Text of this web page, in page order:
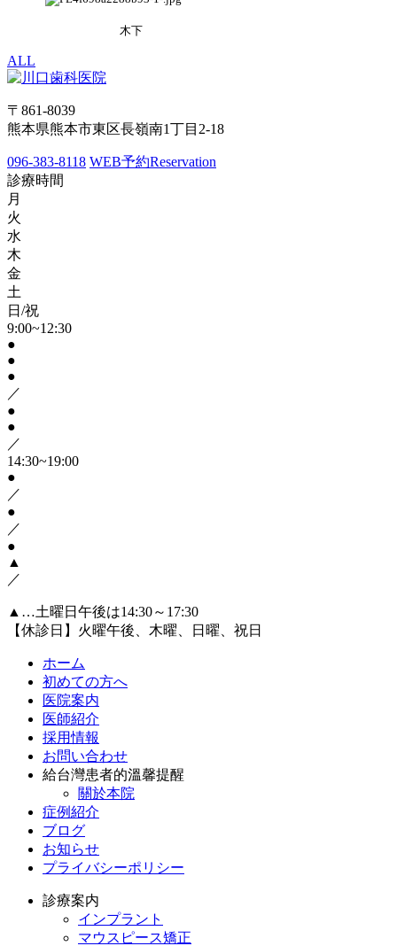
木下
ALL
〒861-8039
熊本県熊本市東区長嶺南1丁目2-18
096-383-8118 WEB予約Reservation
診療時間
月
火
水
木
金
土
日/祝
9:00~12:30
●
●
●
／
●
●
／
14:30~19:00
●
／
●
／
●
▲
／
▲…土曜日午後は14:30～17:30
【休診日】火曜午後、木曜、日曜、祝日
ホーム
初めての方へ
医院案内
医師紹介
採用情報
お問い合わせ
給台灣患者的溫馨提醒
關於本院
症例紹介
ブログ
お知らせ
プライバシーポリシー
診療案内
インプラント
マウスピース矯正